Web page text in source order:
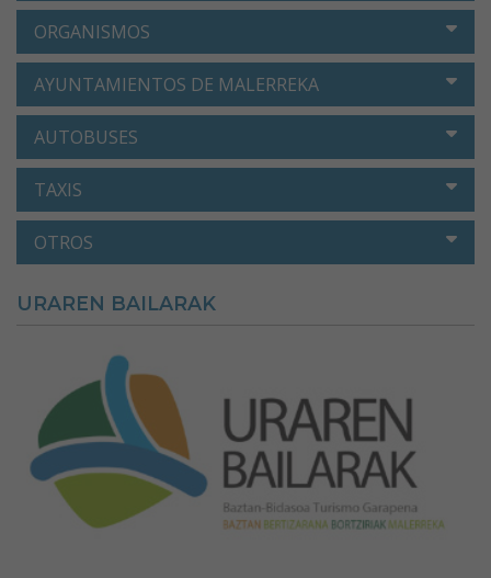
ORGANISMOS
AYUNTAMIENTOS DE MALERREKA
AUTOBUSES
TAXIS
OTROS
URAREN BAILARAK